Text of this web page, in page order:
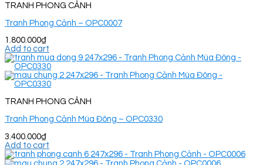
TRANH PHONG CẢNH
Tranh Phong Cảnh – OPC0007
1.800.000₫
Add to cart
TRANH PHONG CẢNH
Tranh Phong Cảnh Mùa Đông – OPC0330
3.400.000₫
Add to cart